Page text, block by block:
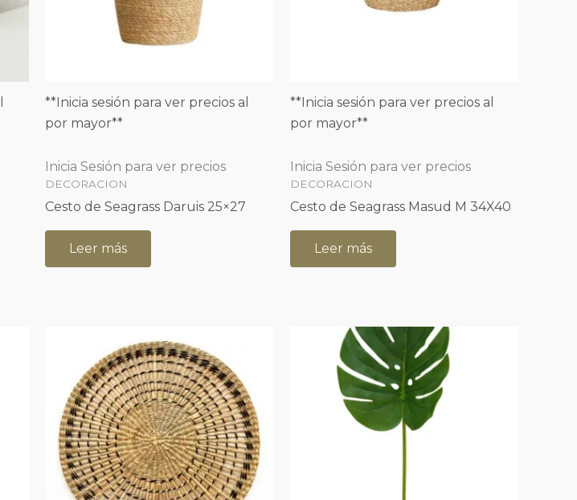
**Inicia sesión para ver precios al
por mayor**
Inicia Sesión para ver precios
DECORACION
Cesto de Seagrass Daruis 25×27
Leer más
**Inicia sesión para ver precios al
por mayor**
Inicia Sesión para ver precios
DECORACION
Cesto de Seagrass Masud M 34X40
Leer más